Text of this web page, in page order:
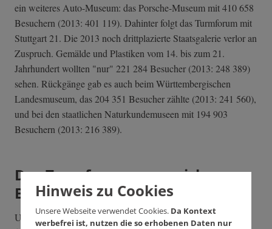
ein weiteres Auto-Museum: das Porsche-Museum mit 410 658
Besuchern (2013: 401 119). Dahinter folgt das Turmforum mit
Stuttgart 21. Die 2013 noch drittplazierte Staatsgalerie verlor an
Zuspruch. Gemälde und Plastiken vom 14. bis zum 21.
Jahrhundert wollten "nur" 221 284 Besucher (2013: 248 389)
sehen. Rückgänge gab es auch beim Württembergischen
Landesmuseum, das 204 351 Besucher zählte (2013: 241 560),
und bei den staatlichen Naturkundemuseen mit 194 903
Besuchern (2013: 216 389).
Das Turmforum muss sich vor
Besuchern kaum retten können
Um die Rekordmarke zu erreichen, müssten im Schnitt täglich
Hinweis zu Cookies
Unsere Webseite verwendet Cookies. Da Kontext
werbefrei ist, nutzen die so erhobenen Daten nur